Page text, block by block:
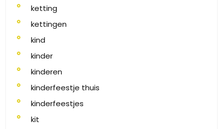
ketting
kettingen
kind
kinder
kinderen
kinderfeestje thuis
kinderfeestjes
kit